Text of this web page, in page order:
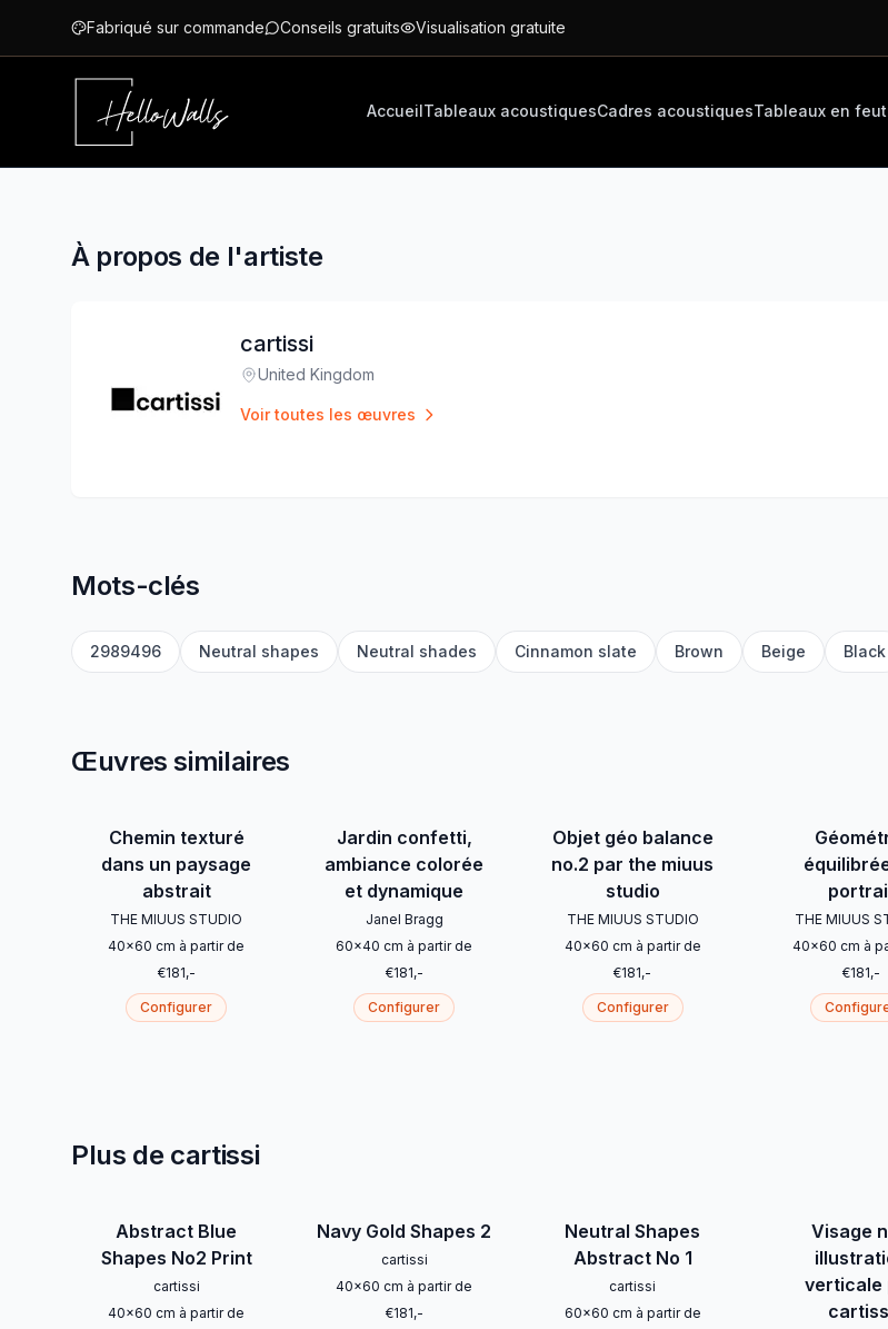
Fabriqué sur commande Conseils gratuits Visualisation gratuite
AccueilTableaux acoustiquesCadres acoustiquesTableaux en
À propos de l'artiste
cartissi
Lieu:
United Kingdom
Voir toutes les œuvres
Mots-clés
2989496 Neutral shapes Neutral shades Cinnamon slate Brown Beige Black
Œuvres similaires
Chemin texturé
dans un paysage
abstrait
THE MIUUS STUDIO
40x60 cm à partir de
€181,-
Configurer
Jardin confetti,
ambiance colorée
et dynamique
Janel Bragg
60x40 cm à partir de
€181,-
Configurer
Objet géo balance
no.2 par the miuus
studio
THE MIUUS STUDIO
40x60 cm à partir de
€181,-
Configurer
THE MIUUS
40x60 cm à
€181,-
Plus de cartissi
Abstract Blue
Shapes No2 Print
cartissi
40x60 cm à partir de
Navy Gold Shapes 2
cartissi
40x60 cm à partir de
€181,-
Neutral Shapes
Abstract No 1
cartissi
60x60 cm à partir de
Visage
verticale